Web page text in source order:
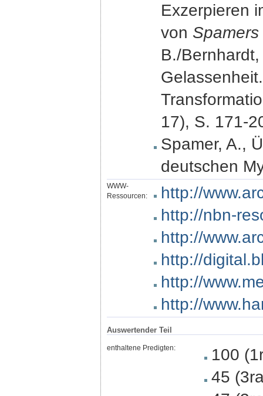
Exzerpieren
von
B./
17), S. 171-
Spamer, A.,
deutschen
WWW-
Ressourcen:
http://
http://nbn-
http://
http://
http://
http://
Auswertender Teil
enthaltene Predigten:
100
45